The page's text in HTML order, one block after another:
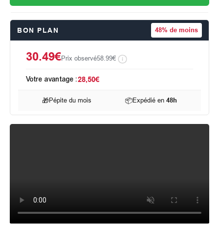
BON PLAN 48% de moins
30.49€Prix observé58.99€
Votre avantage :28,50€
🎁Pépite du mois 📦Expédié en48h